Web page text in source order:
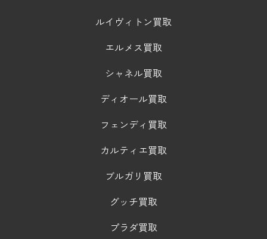
ルイヴィトン買取
エルメス買取
シャネル買取
ディオール買取
フェンディ買取
カルティエ買取
ブルガリ買取
グッチ買取
プラダ買取